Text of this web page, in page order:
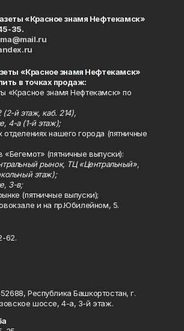
«Красное знамя Нефтекамск»
35.
«Красное знамя Нефтекамск»
в точках продаж:
«Красное знамя Нефтекамск» по
(2-й этаж, каб. 214),
4-а (1-й этаж);
отделениях нашего города (пятничные
«Бегемот» (пятничные выпуски):
рынок, ТЦ «Центральный»,
этаж);
3-в;
(пятничные выпуски);
и на пр.Юбилейном, 5.
62.
Республика Башкортостан, г.
шоссе, 4-а, 3-й этаж.